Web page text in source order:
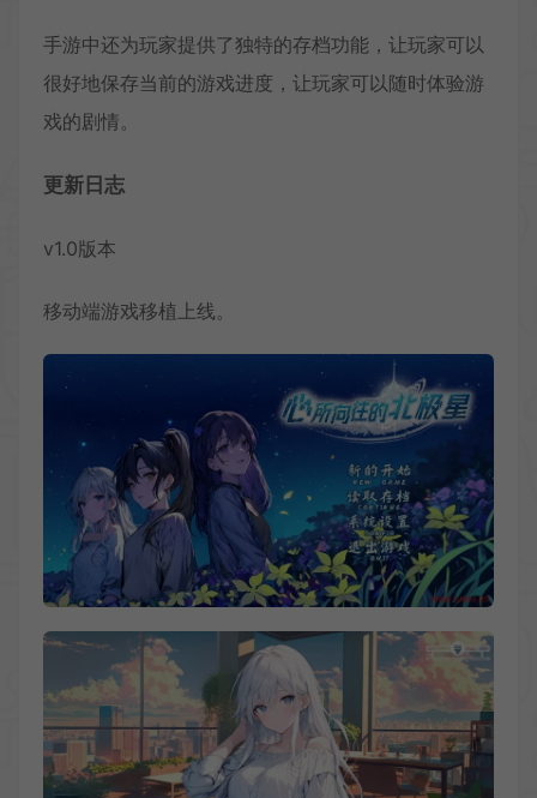
手游中还为玩家提供了独特的存档功能，让玩家可以
很好地保存当前的游戏进度，让玩家可以随时体验游
戏的剧情。
更新日志
v1.0版本
移动端游戏移植上线。